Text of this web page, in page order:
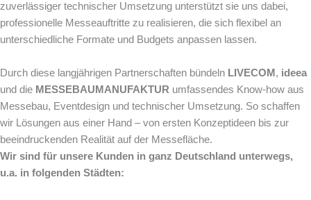
zuverlässiger technischer Umsetzung unterstützt sie uns dabei,
professionelle Messeauftritte zu realisieren, die sich flexibel an
unterschiedliche Formate und Budgets anpassen lassen.
Durch diese langjährigen Partnerschaften bündeln LIVECOM , ideea
und die MESSEBAUMANUFAKTUR umfassendes Know-how aus
Messebau, Eventdesign und technischer Umsetzung. So schaffen
wir Lösungen aus einer Hand – von ersten Konzeptideen bis zur
beeindruckenden Realität auf der Messefläche.
Wir sind für unsere Kunden in ganz Deutschland unterwegs,
u.a. in folgenden Städten: